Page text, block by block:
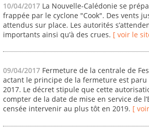
10/04/2017 La Nouvelle-Calédonie se
frappée par le cyclone "Cook". Des vents
attendus sur place. Les autorités
importants ainsi qu’à des crues. [ voir le
09/04/2017 Fermeture de la centrale de
actant le principe de la fermeture est paru
2017. Le décret stipule que cette
compter de la date de mise en service de
censée intervenir au plus tôt en 2019. [